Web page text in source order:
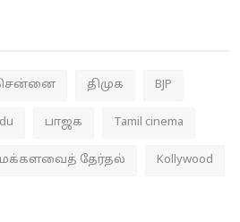
திமுக BJP
பாஜக Tamil cinema
மக்களவைத் தேர்தல் Kollywood